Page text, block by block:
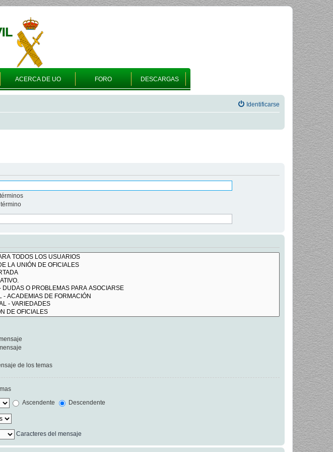
ACERCA DE UO FORO DESCARGAS
Identificarse
de los temas
Ascendente Descendente
Caracteres del mensaje